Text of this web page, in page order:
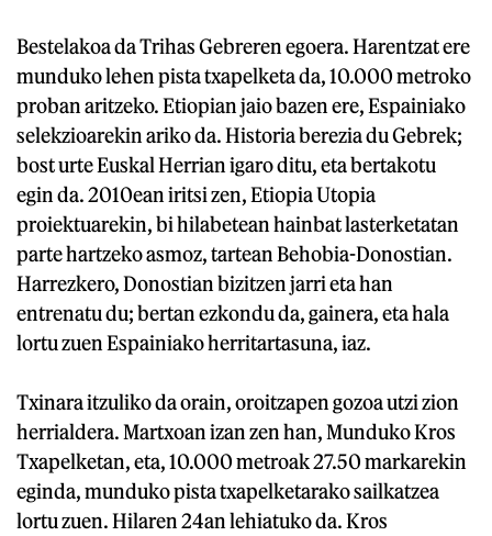
Bestelakoa da Trihas Gebreren egoera. Harentzat ere
munduko lehen pista txapelketa da, 10.000 metroko
proban aritzeko. Etiopian jaio bazen ere, Espainiako
selekzioarekin ariko da. Historia berezia du Gebrek;
bost urte Euskal Herrian igaro ditu, eta bertakotu
egin da. 2010ean iritsi zen, Etiopia Utopia
proiektuarekin, bi hilabetean hainbat lasterketatan
parte hartzeko asmoz, tartean Behobia-Donostian.
Harrezkero, Donostian bizitzen jarri eta han
entrenatu du; bertan ezkondu da, gainera, eta hala
lortu zuen Espainiako herritartasuna, iaz.
Txinara itzuliko da orain, oroitzapen gozoa utzi zion
herrialdera. Martxoan izan zen han, Munduko Kros
Txapelketan, eta, 10.000 metroak 27.50 markarekin
eginda, munduko pista txapelketarako sailkatzea
lortu zuen. Hilaren 24an lehiatuko da. Kros